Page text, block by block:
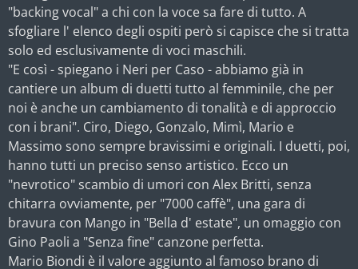
"backing vocal" a chi con la voce sa fare di tutto. A
sfogliare l' elenco degli ospiti però si capisce che si tratta
solo ed esclusivamente di voci maschili.
"E così - spiegano i Neri per Caso - abbiamo già in
cantiere un album di duetti tutto al femminile, che per
noi è anche un cambiamento di tonalità e di approccio
con i brani". Ciro, Diego, Gonzalo, Mimì, Mario e
Massimo sono sempre bravissimi e originali. I duetti, poi,
hanno tutti un preciso senso artistico. Ecco un
"nevrotico" scambio di umori con Alex Britti, senza
chitarra ovviamente, per "7000 caffè", una gara di
bravura con Mango in "Bella d' estate", un omaggio con
Gino Paoli a "Senza fine" canzone perfetta.
Mario Biondi è il valore aggiunto al famoso brano di